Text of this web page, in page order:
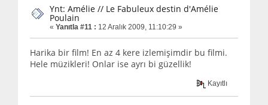
Ynt: Amélie // Le Fabuleux destin d'Amélie
Poulain
« Yanıtla #11 : 12 Aralık 2009, 11:10:29 »
Harika bir film! En az 4 kere izlemişimdir bu filmi.
Hele müzikleri! Onlar ise ayrı bi güzellik!
Kayıtlı